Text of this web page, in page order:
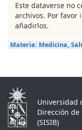
Este dataverse no
archivos. Por favor
añadirlos.
Materia: Medicina,
Universidad
Dirección
(SISIB)